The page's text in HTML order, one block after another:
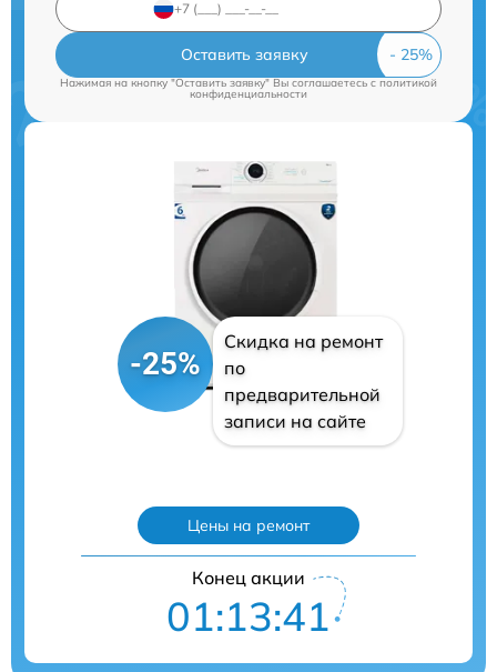
Оставить заявку
Нажимая на кнопку "Оставить заявку" Вы соглашаетесь cполитикой
конфиденциальности
-25%
Скидка на ремонт
по
предварительной
записи на сайте
Цены на ремонт
Конец акции
01:13:40